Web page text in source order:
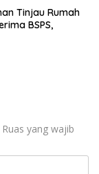
Tinjau Rumah
BSPS,
Ruas yang wajib